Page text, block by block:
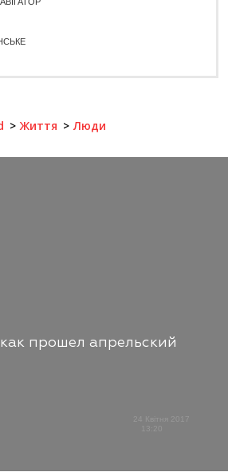
Життя Люди
прошел апрельский
24 Квітня 2017